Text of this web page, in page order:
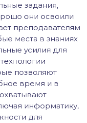
задания,
они освоили
преподавателям
места в знаниях
усилия для
позволяют
время и в
информатику,
для